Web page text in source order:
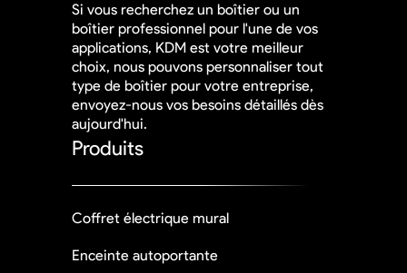
Si vous recherchez un boîtier ou un
boîtier professionnel pour l'une de vos
applications, KDM est votre meilleur
choix, nous pouvons personnaliser tout
type de boîtier pour votre entreprise,
envoyez-nous vos besoins détaillés dès
aujourd'hui.
Produits
Coffret électrique mural
Enceinte autoportante